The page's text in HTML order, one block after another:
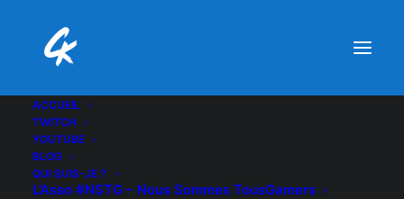
ACCUEIL
TWITCH
YOUTUBE
BLOG
QUI SUIS-JE ?
L’Asso #NSTG – Nous Sommes TousGamers